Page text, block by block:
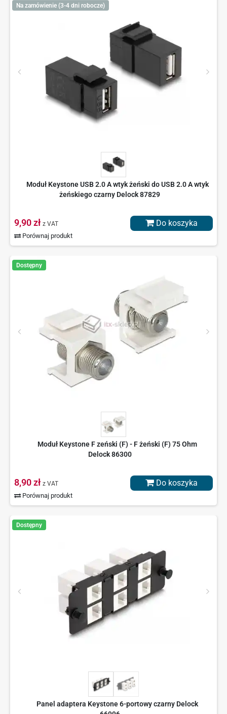
Na zamówienie (3-4 dni robocze)
Moduł Keystone USB 2.0 A wtyk żeński do USB 2.0 A wtyk
żeńskiego czarny Delock 87829
9,90 zł z VAT
Porównaj produkt
Do koszyka
Dostępny
Moduł Keystone F zeński (F) - F żeński (F) 75 Ohm
Delock 86300
8,90 zł z VAT
Porównaj produkt
Do koszyka
Dostępny
Panel adaptera Keystone 6-portowy czarny Delock